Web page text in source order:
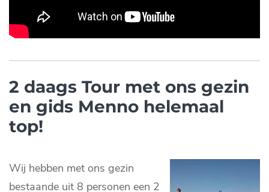
2 daags Tour met ons gezin
en gids Menno helemaal
top!
Wij hebben met ons gezin
bestaande uit 8 personen een 2